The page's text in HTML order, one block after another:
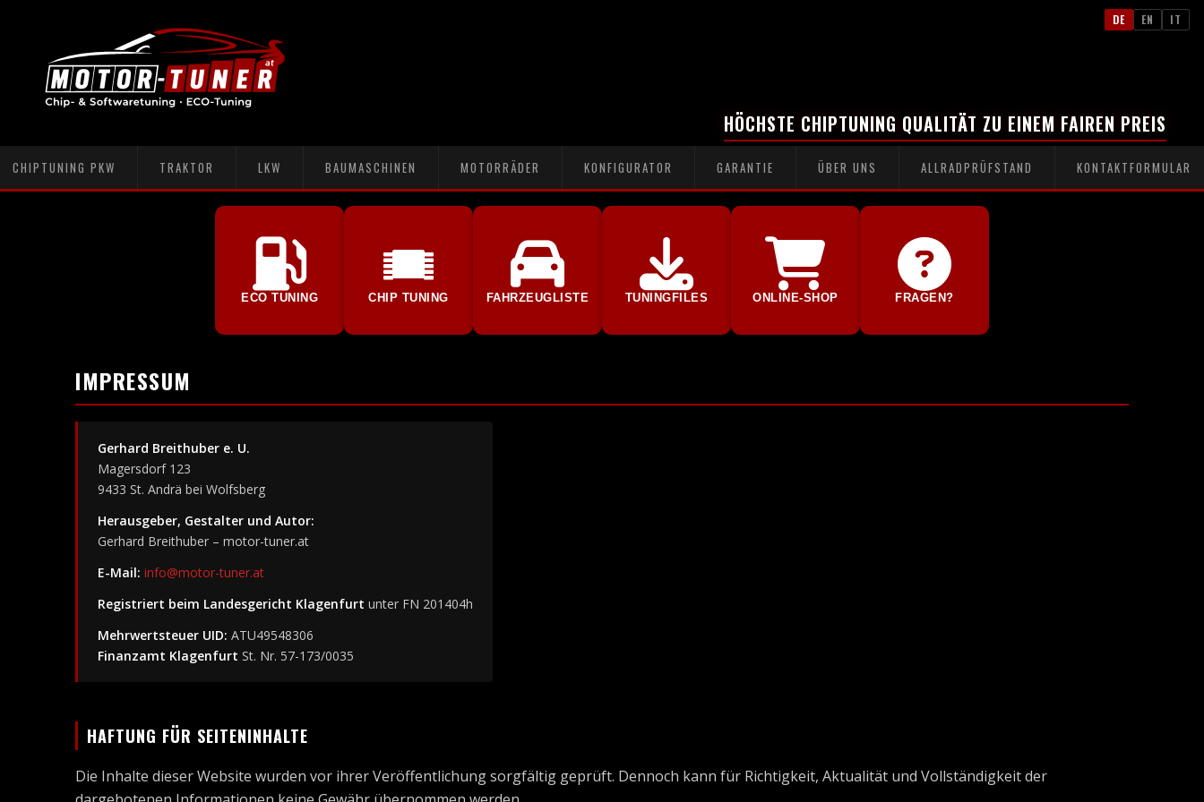
HÖCHSTE CHIPTUNING QUALITÄT ZU EINEM FAIREN PREIS
DE EN IT
CHIPTUNING PKW TRAKTOR LKW BAUMASCHINEN MOTORRÄDER KONFIGURATOR GARANTIE ÜBER UNS ALLRADPRÜFSTAND KONTAKTFORMULAR
ECO TUNING CHIP TUNING FAHRZEUGLISTE TUNINGFILES ONLINE-SHOP FRAGEN?
IMPRESSUM
Gerhard Breithuber e. U.
Magersdorf 123
9433 St. Andrä bei Wolfsberg
Herausgeber, Gestalter und Autor:
Gerhard Breithuber – motor-tuner.at
E-Mail: info@motor-tuner.at
Registriert beim Landesgericht Klagenfurt unter FN 201404h
Mehrwertsteuer UID: ATU49548306
Finanzamt Klagenfurt St. Nr. 57-173/0035
HAFTUNG FÜR SEITENINHALTE
Die Inhalte dieser Website wurden vor ihrer Veröffentlichung sorgfältig geprüft. Dennoch kann für Richtigkeit, Aktualität und Vollständigkeit der